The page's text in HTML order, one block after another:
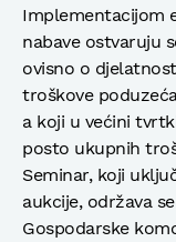
Implementacijom
nabave ostvaruju
ovisno o
troškove
a koji u većini
posto ukupnih
Seminar, koji
aukcije, održava
Gospodarske